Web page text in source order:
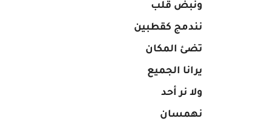
ونبض قلب
نندمج كقطبين
تضئ المكان
يرانا الجميع
ولا نر أحد
نهمسان